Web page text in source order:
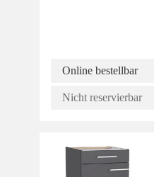
Online bestellbar
Nicht reservierbar